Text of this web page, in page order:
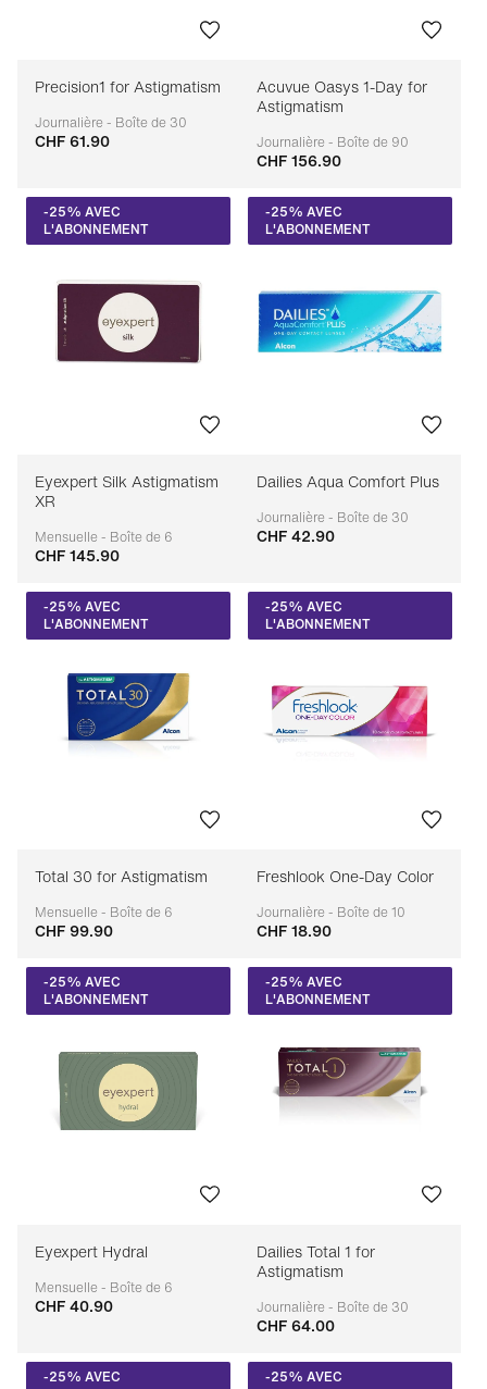
Precision1 for Astigmatism
Journalière - Boîte de 30
Adaptable
CHF 61.90
Acuvue Oasys 1-Day for
Astigmatism
Journalière - Boîte de 90
Adaptable
CHF 156.90
-25% AVEC
L'ABONNEMENT
Eyexpert Silk Astigmatism
XR
Mensuelle - Boîte de 6
Adaptable
CHF 145.90
-25% AVEC
L'ABONNEMENT
Dailies Aqua Comfort Plus
Journalière - Boîte de 30
Adaptable
CHF 42.90
-25% AVEC
L'ABONNEMENT
Total 30 for Astigmatism
Mensuelle - Boîte de 6
Adaptable
CHF 99.90
-25% AVEC
L'ABONNEMENT
Freshlook One-Day Color
Journalière - Boîte de 10
Adaptable
CHF 18.90
-25% AVEC
L'ABONNEMENT
Eyexpert Hydral
Mensuelle - Boîte de 6
Adaptable
CHF 40.90
-25% AVEC
L'ABONNEMENT
Dailies Total 1 for
Astigmatism
Journalière - Boîte de 30
Adaptable
CHF 64.00
-25% AVEC
-25% AVEC